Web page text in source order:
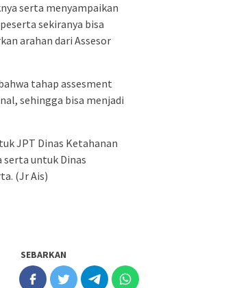
serta menyampaikan
sekiranya bisa
arahan dari Assesor
tahap assesment
sehingga bisa menjadi
JPT Dinas Ketahanan
serta untuk Dinas
(Jr Ais)
SEBARKAN